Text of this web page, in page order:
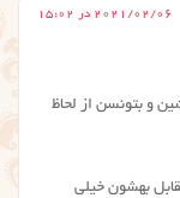
2021/02/06 در 15:02
و بتونسن از لحاظ
بهشون خیلی